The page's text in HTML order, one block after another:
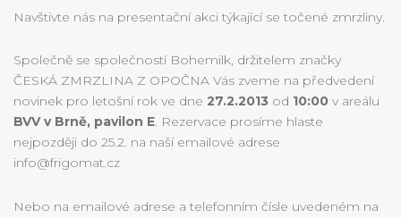
Navštivte nás na presentační akci týkající se točené zmrzliny.
Společně se společností Bohemilk, držitelem značky
ČESKÁ ZMRZLINA Z OPOČNA Vás zveme na předvedení
novinek pro letošní rok ve dne 27.2.2013 od 10:00 v areálu
BVV v Brně, pavilon E. Rezervace prosíme hlaste
nejpozději do 25.2. na naší emailové adrese
info@frigomat.cz
Nebo na emailové adrese a telefonním čísle uvedeném na